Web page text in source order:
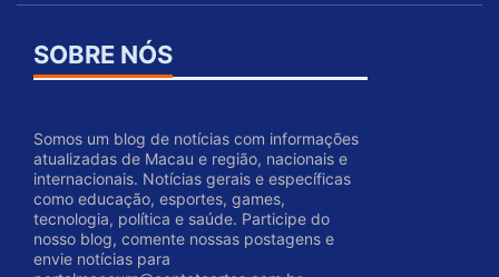
SOBRE NÓS
Somos um blog de notícias com informações
atualizadas de Macau e região, nacionais e
internacionais. Notícias gerais e específicas
como educação, esportes, games,
tecnologia, política e saúde. Participe do
nosso blog, comente nossas postagens e
envie notícias para